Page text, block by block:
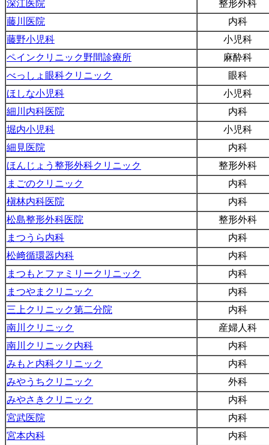
深江医院
整形外科
藤川医院
内科
藤野小児科
小児科
ペインクリニック野間診療所
麻酔科
べっしょ眼科クリニック
眼科
ほしな小児科
小児科
細川内科医院
内科
堀内小児科
小児科
細見医院
内科
ほんじょう整形外科クリニック
整形外科
まごのクリニック
内科
槇林内科医院
内科
松島整形外科医院
整形外科
まつうら内科
内科
松﨑循環器内科
内科
まつもとファミリークリニック
内科
まつやまクリニック
内科
三上クリニック第二分院
内科
南川クリニック
産婦人科
南川クリニック内科
内科
みもと内科クリニック
内科
みやうちクリニック
外科
みやさきクリニック
内科
宮武医院
内科
宮本内科
内科